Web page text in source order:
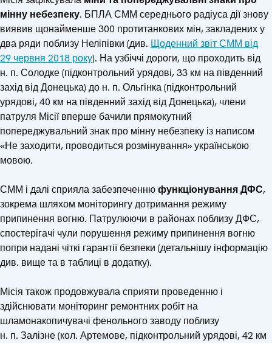
мінну небезпеку. БПЛА СММ середнього радіуса дії знову
виявив щонайменше 300 протитанкових мін, закладених у
два ряди поблизу Неліпівки (див. Щоденний звіт СММ від
29 червня 2018 року). На узбіччі дороги, що проходить від
н. п. Солодке (підконтрольний урядові, 33 км на південний
захід від Донецька) до н. п. Ольгінка (підконтрольний
урядові, 40 км на південний захід від Донецька), члени
патруля Місії вперше бачили прямокутний
попереджувальний знак про мінну небезпеку із написом
«Не заходити, проводиться розмінування» українською
мовою.
СММ і далі сприяла забезпеченнюфункціонування ДФС,
зокрема шляхом моніторингу дотримання режиму
припинення вогню. Патрулюючи в районах поблизу ДФС,
спостерігачі чули порушення режиму припинення вогню
попри надані чіткі гарантії безпеки (детальнішу інформацію
див. вище та в таблиці в додатку).
Місія також продовжувала сприяти проведенню і
здійснювати моніторинг ремонтних робіт на
шламонакопичувачі фенольного заводу поблизу
н. п. Залізне (кол. Артемове, підконтрольний урядові, 42 км